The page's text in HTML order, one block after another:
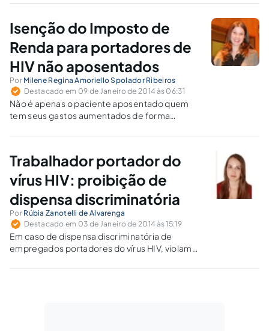
aids. É oportuno criminalizar mais uma conduta
Isenção do Imposto de
Renda para portadores de
HIV não aposentados
Por Milene Regina Amoriello Spolador Ribeiros
Destacado em 09 de Janeiro de 2014 às 06:31
Não é apenas o paciente aposentado quem
tem seus gastos aumentados de forma
necessários, mas todo e qualquer portador da
Trabalhador portador do
vírus HIV: proibição de
dispensa discriminatória
Por Rúbia Zanotelli de Alvarenga
Destacado em 03 de Janeiro de 2014 às 15:19
Em caso de dispensa discriminatória de
empregados portadores do vírus HIV, violam-
princípios constitucionais do Direito do